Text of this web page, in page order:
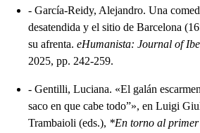
- García-Reidy, Alejandro. Una
desatendida y el sitio de Barcelona
su afrenta. eHumanista: Journal of
2025, pp. 242-259.
- Gentilli, Luciana. «El galán
saco en que cabe todo”», en Luigi
Trambaioli (eds.), *En torno al